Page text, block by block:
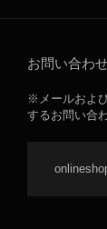
お問い合わ
※メールおよ
するお問い合